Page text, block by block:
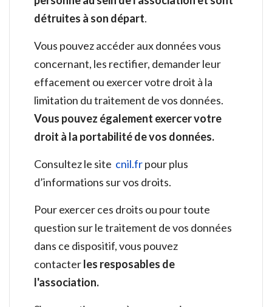
détruites à son départ.
Vous pouvez accéder aux données vous
concernant, les rectifier, demander leur
effacement ou exercer votre droit à la
limitation du traitement de vos données.
Vous pouvez également exercer votre
droit à la portabilité de vos données.
Consultez le site cnil.frpour plus
d’informations sur vos droits.
Pour exercer ces droits ou pour toute
question sur le traitement de vos données
dans ce dispositif, vous pouvez
contacterles resposables de
l'association.